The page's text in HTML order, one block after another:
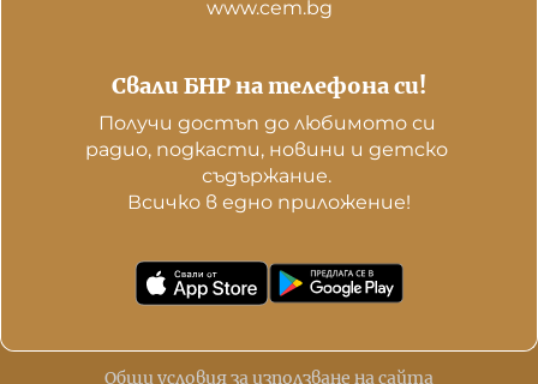
Свали БНР на телефона си!
Получи достъп до любимото си
радио, подкасти, новини и детско
съдържание.
Всичко в едно приложение!
www.cem.bg
Общи условия за използване на сайта